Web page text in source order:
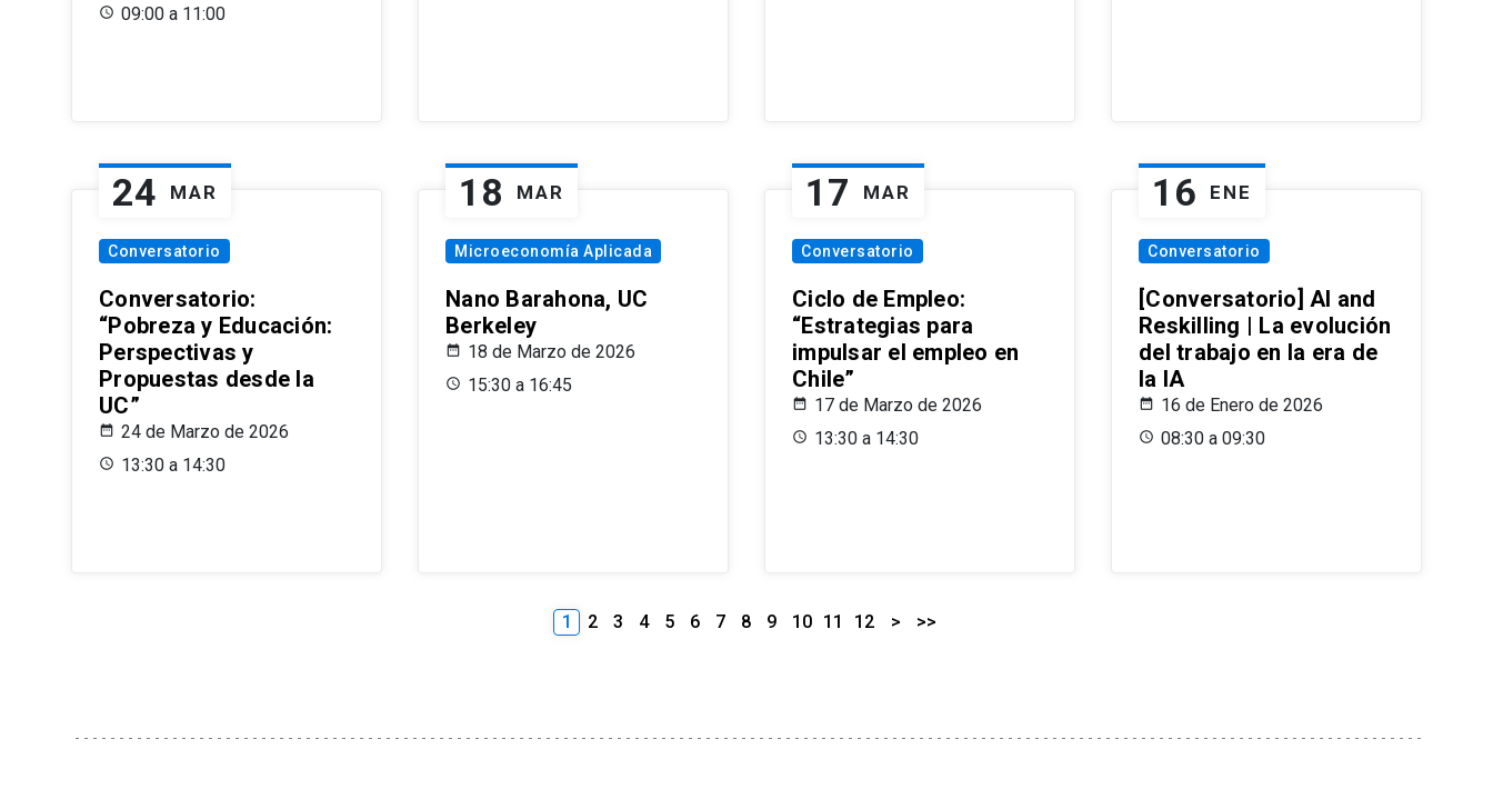
09:00 a 11:00
24 MAR
Conversatorio
Conversatorio:
“Pobreza y Educación:
Perspectivas y
Propuestas desde la
UC”
24 de Marzo de 2026
13:30 a 14:30
18 MAR
Microeconomía Aplicada
Nano Barahona, UC
Berkeley
18 de Marzo de 2026
15:30 a 16:45
17 MAR
Conversatorio
Ciclo de Empleo:
“Estrategias para
impulsar el empleo en
Chile”
17 de Marzo de 2026
13:30 a 14:30
16 ENE
Conversatorio
[Conversatorio] AI and
Reskilling | La evolución
del trabajo en la era de
la IA
16 de Enero de 2026
08:30 a 09:30
1 2 3 4 5 6 7 8 9 10 11 12 > >>